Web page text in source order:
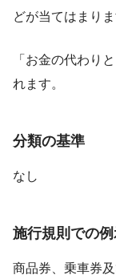
どが当てはまりま
「お金の代わり
れます。
分類の基準
なし
施行規則での
商品券、乗車券